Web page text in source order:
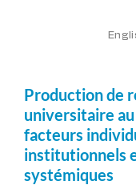
Production de
universitaire au
facteurs
institutionnels
systémiques